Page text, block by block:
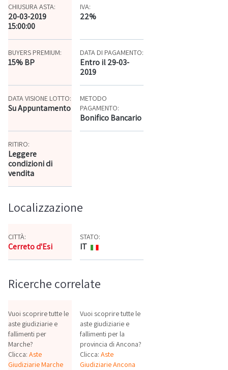
CHIUSURA ASTA:
20-03-2019
15:00:00
IVA:
22%
BUYERS PREMIUM:
15% BP
DATA DI PAGAMENTO:
Entro il 29-03-
2019
DATA VISIONE LOTTO:
Su Appuntamento
METODO
PAGAMENTO:
Bonifico Bancario
RITIRO:
Leggere
condizioni di
vendita
Localizzazione
CITTÀ:
Cerreto d'Esi Mappa
STATO:
IT
Ricerche correlate
Vuoi scoprire tutte le
aste giudiziarie e
fallimenti per
Marche?
Clicca: Aste
Giudiziarie Marche
Vuoi scoprire tutte le
aste giudiziarie e
fallimenti per la
provincia di Ancona?
Clicca:Aste
Giudiziarie Ancona